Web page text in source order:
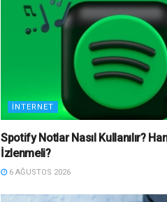
İNTERNET
Spotify Notlar Nasıl Kullanılır?
İzlenmeli?
6 AĞUSTOS 2026